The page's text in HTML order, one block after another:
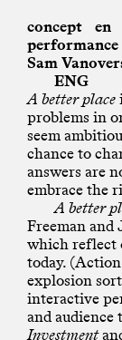
concept
Sam
ENG
A better place
problems in
seem
chance to
answers are
embrace the
A better
Freeman and
which reflect
today.
explosion
interactive
and audience
Investment